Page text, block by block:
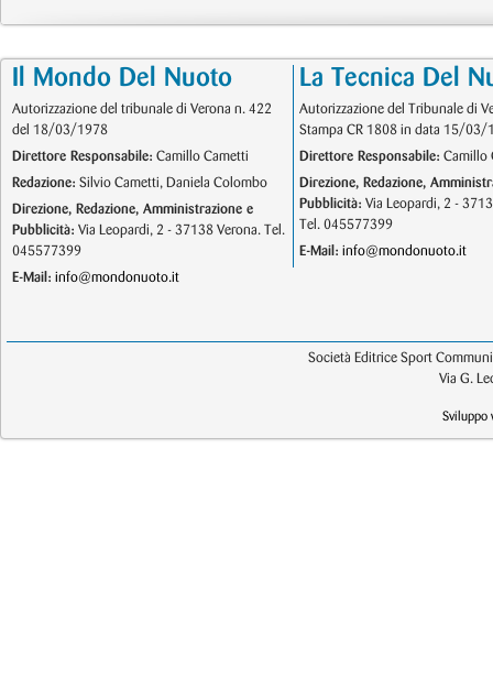
Il Mondo Del Nuoto
Autorizzazione del tribunale di Verona n. 422
del 18/03/1978
Direttore Responsabile: Camillo Cametti
Redazione: Silvio Cametti, Daniela Colombo
Direzione, Redazione, Amministrazione e
Pubblicità: Via Leopardi, 2 - 37138 Verona. Tel.
045577399
E-Mail: info@mondonuoto.it
La Tecnica Del
Autorizzazione del Tribunale di
Stampa CR 1808 in data 15/03/
Direttore Responsabile: Camillo
Direzione, Redazione,
Pubblicità: Via Leopardi, 2 -
Tel. 045577399
E-Mail: info@mondonuoto.it
Società Editrice Sport
Via G.
Sviluppo